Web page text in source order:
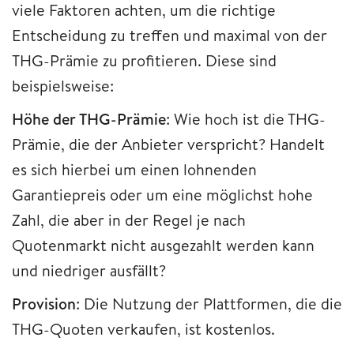
viele Faktoren achten, um die richtige
Entscheidung zu treffen und maximal von der
THG-Prämie zu profitieren. Diese sind
beispielsweise:
Höhe der THG-Prämie: Wie hoch ist die THG-
Prämie, die der Anbieter verspricht? Handelt
es sich hierbei um einen lohnenden
Garantiepreis oder um eine möglichst hohe
Zahl, die aber in der Regel je nach
Quotenmarkt nicht ausgezahlt werden kann
und niedriger ausfällt?
Provision: Die Nutzung der Plattformen, die die
THG-Quoten verkaufen, ist kostenlos.